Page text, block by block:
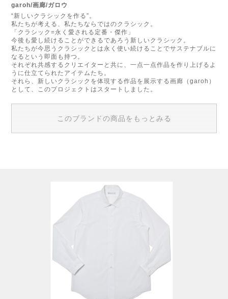
garoh/画廊/ガロウ
“新しいクラシックを作る”。
私たちが考える、私たちならではのクラシック。
「クラシック=永く愛される定番・傑作」
今後も愛し続けることができるであろう新しいクラシック。
私たちが今思うクラシックとは永く使い続けることでサステナブルに
なるという即面も持つ。
それぞれ共感するクリエイターと共に、一点一点作品を作り上げるよ
うに仕立てられたアイテムたち。
それら、新しいクラシックを体現する作品を展示する画廊（garoh）
として、このプロジェクトはスタートしました。
このブランドの商品をもっとみる